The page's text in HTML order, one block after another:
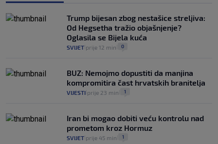
Analitičar o Mostu: Oni su u yin-yang
poziciji i imaju drugog najpoznatijeg
bravara u povijesti Hrvatske
VIJESTI 30. srp. 16
Trump bijesan zbog nestašice streljiva:
Od Hegsetha tražio objašnjenje?
Oglasila se Bijela kuća
SVIJET prije 12 min 0
BUZ: Nemojmo dopustiti da manjina
kompromitira čast hrvatskih branitelja
VIJESTI prije 23 min 1
Iran bi mogao dobiti veću kontrolu nad
prometom kroz Hormuz
SVIJET prije 45 min 1